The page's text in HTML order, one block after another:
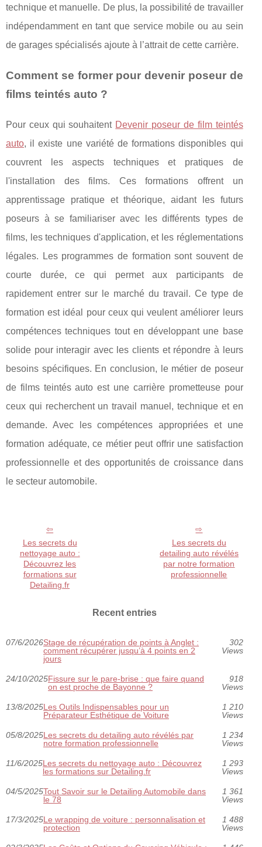
technique et manuelle. De plus, la possibilité de travailler
indépendamment en tant que service mobile ou au sein
de garages spécialisés ajoute à l’attrait de cette carrière.
Comment se former pour devenir poseur de
films teintés auto ?
Pour ceux qui souhaitent Devenir poseur de film teintés
auto, il existe une variété de formations disponibles qui
couvrent les aspects techniques et pratiques de
l'installation des films. Ces formations offrent un
apprentissage pratique et théorique, aidant les futurs
poseurs à se familiariser avec les différents types de
films, les techniques d'application, et les réglementations
légales. Les programmes de formation sont souvent de
courte durée, ce qui permet aux participants de
rapidement entrer sur le marché du travail. Ce type de
formation est idéal pour ceux qui veulent améliorer leurs
compétences techniques tout en développant une base
solide pour interagir avec les clients et répondre à leurs
besoins spécifiques. En conclusion, le métier de poseur
de films teintés auto est une carrière prometteuse pour
ceux qui recherchent un travail manuel, technique et en
demande. Avec les compétences appropriées et une
formation adéquate, ce métier peut offrir une satisfaction
professionnelle et des opportunités de croissance dans
le secteur automobile.
Les secrets du
nettoyage auto :
Découvrez les
formations sur
Detailing.fr
Les secrets du
detailing auto révélés
par notre formation
professionnelle
Recent entries
07/6/2026Stage de récupération de points à Anglet :
comment récupérer jusqu’à 4 points en 2
jours
302
Views
24/10/2025Fissure sur le pare-brise : que faire quand
on est proche de Bayonne ?
918
Views
13/8/2025Les Outils Indispensables pour un
Préparateur Esthétique de Voiture
1 210
Views
05/8/2025Les secrets du detailing auto révélés par
notre formation professionnelle
1 234
Views
11/6/2025Les secrets du nettoyage auto : Découvrez
les formations sur Detailing.fr
1 293
Views
04/5/2025Tout Savoir sur le Detailing Automobile dans
le 78
1 361
Views
17/3/2025Le wrapping de voiture : personnalisation et
protection
1 488
Views